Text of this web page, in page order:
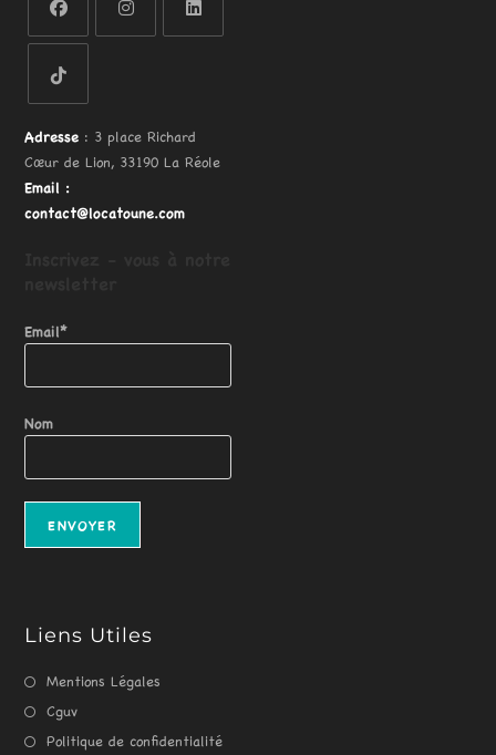
Adresse : 3 place Richard
Cœur de Lion, 33190 La Réole
Email :
contact@locatoune.com
Email*
Nom
Liens Utiles
Mentions Légales
Cguv
Politique de confidentialité